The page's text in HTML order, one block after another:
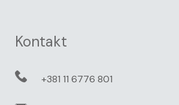
Kontakt
+381 11 6776 801